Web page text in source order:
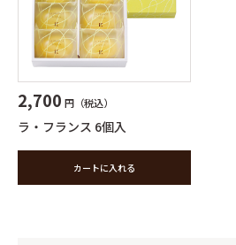
2,700 円（税込）
ラ・フランス 6個入
カートに入れる